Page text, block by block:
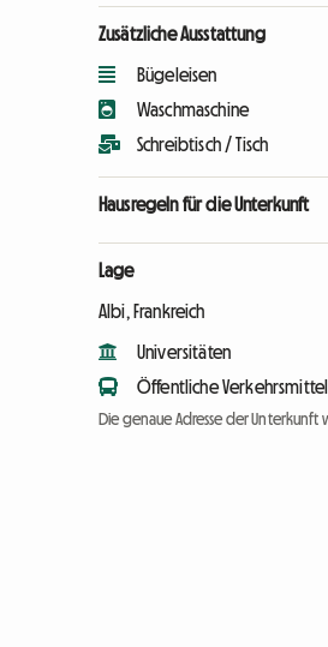
Zusätzliche Ausstattung
Bügeleisen
Waschmaschine
Schreibtisch / Tisch
Hausregeln für die Unterkunft
Lage
Albi, Frankreich
Universitäten
Öffentliche Verkehrsmittel
Die genaue Adresse der